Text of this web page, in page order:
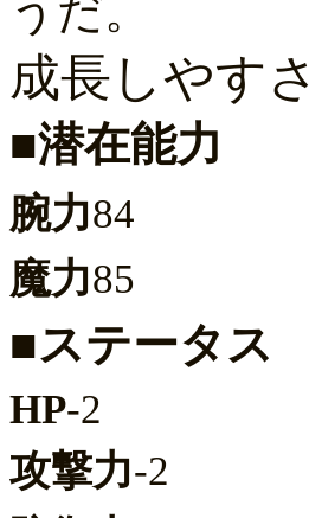
うだ。
成長しやすさ
■潜在能力
腕力84
魔力85
■ステータス
HP-2
攻撃力-2